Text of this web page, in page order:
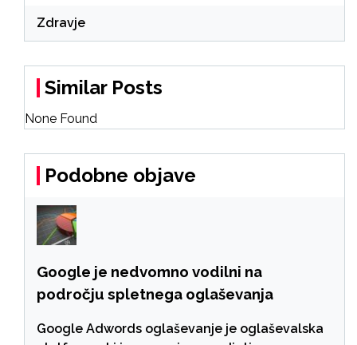
Zdravje
Similar Posts
None Found
Podobne objave
Google je nedvomno vodilni na
področju spletnega oglaševanja
Google Adwords oglaševanje je oglaševalska